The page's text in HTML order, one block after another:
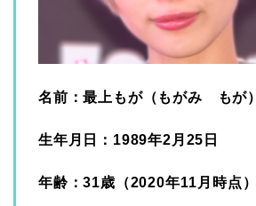
名前：最上もが（もがみ もが）
生年月日：1989年2月25日
年齢：31歳（2020年11月時点）